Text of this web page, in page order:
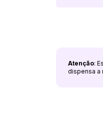
Atenção:
dispensa a